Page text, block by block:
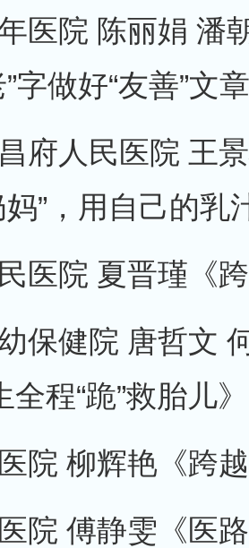
医院 陈丽娟 潘
字做好“友善”文
府人民医院 王
妈”，用自己的乳
医院 夏晋瑾《
保健院 唐哲文
全程“跪”救胎儿》
院 柳辉艳《跨
院 傅静雯《医